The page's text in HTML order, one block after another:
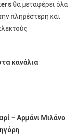
θα μεταφέρει όλα
πληρέστερη και
κανάλια
– Αρμάνι Μιλάνο